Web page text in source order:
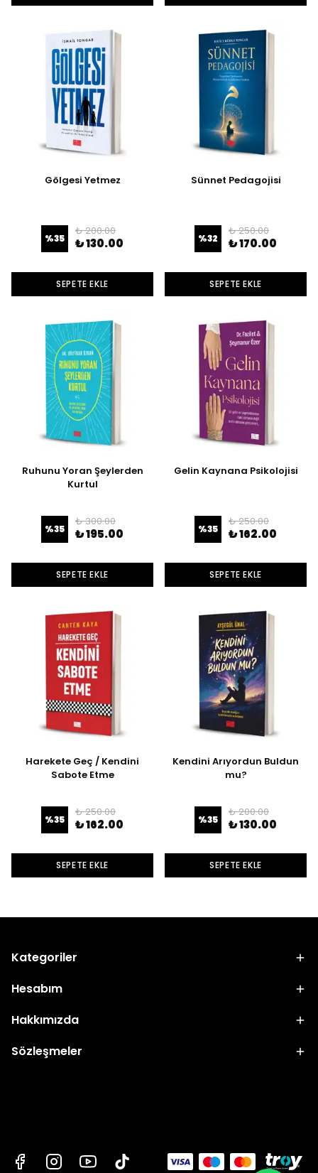
Gölgesi Yetmez
%35
₺ 200.00
₺ 130.00
SEPETE EKLE
Sünnet Pedagojisi
%32
₺ 250.00
₺ 170.00
SEPETE EKLE
Ruhunu Yoran Şeylerden
Kurtul
%35
₺ 300.00
₺ 195.00
SEPETE EKLE
Gelin Kaynana Psikolojisi
%35
₺ 250.00
₺ 162.00
SEPETE EKLE
Harekete Geç / Kendini
Sabote Etme
%35
₺ 250.00
₺ 162.00
SEPETE EKLE
Kendini Arıyordun Buldun
mu?
%35
₺ 200.00
₺ 130.00
SEPETE EKLE
Kategoriler
Hesabım
Hakkımızda
Sözleşmeler